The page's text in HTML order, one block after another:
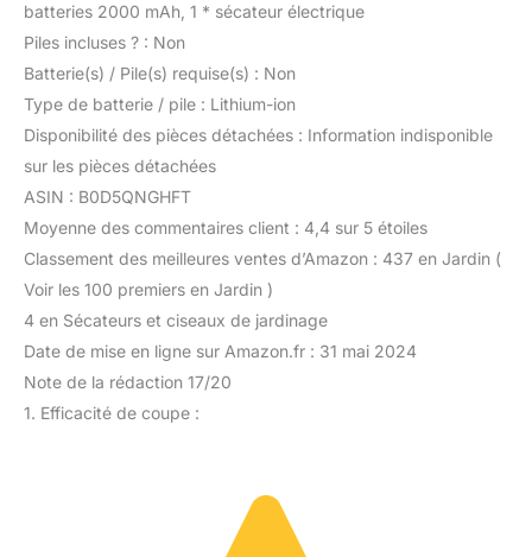
batteries 2000 mAh, 1 * sécateur électrique
Piles incluses ? : Non
Batterie(s) / Pile(s) requise(s) : Non
Type de batterie / pile : Lithium-ion
Disponibilité des pièces détachées : Information indisponible
sur les pièces détachées
ASIN : B0D5QNGHFT
Moyenne des commentaires client : 4,4 sur 5 étoiles
Classement des meilleures ventes d’Amazon : 437 en Jardin (
Voir les 100 premiers en Jardin )
4 en Sécateurs et ciseaux de jardinage
Date de mise en ligne sur Amazon.fr : 31 mai 2024
Note de la rédaction 17/20
1. Efficacité de coupe :